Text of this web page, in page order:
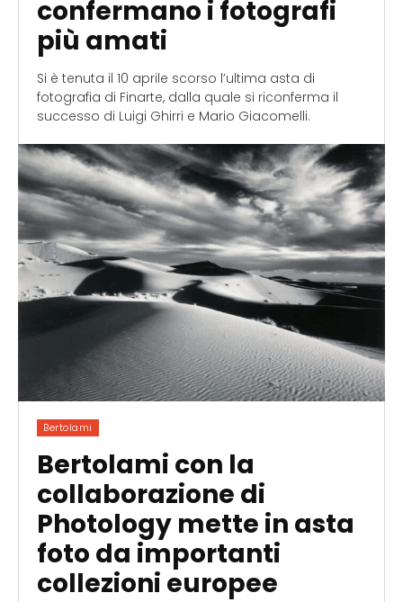
confermano i fotografi
più amati
Si è tenuta il 10 aprile scorso l’ultima asta di
fotografia di Finarte, dalla quale si riconferma il
successo di Luigi Ghirri e Mario Giacomelli.
Bertolami
Bertolami con la
collaborazione di
Photology mette in asta
foto da importanti
collezioni europee